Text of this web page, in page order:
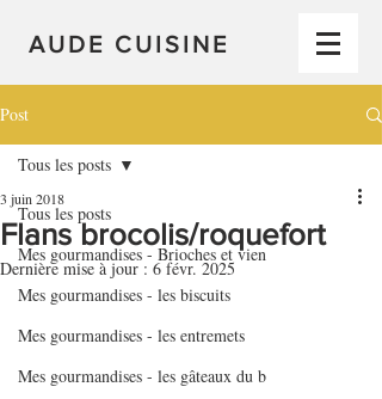
AUDE CUISINE
Post
Tous les posts
Mes gourmandises - Brioches et vien
Mes gourmandises - les biscuits
Mes gourmandises - les entremets
Mes gourmandises - les gâteaux du b
Tous les posts
Flans brocolis/roquefort
3 juin 2018
Dernière mise à jour : 6 févr. 2025